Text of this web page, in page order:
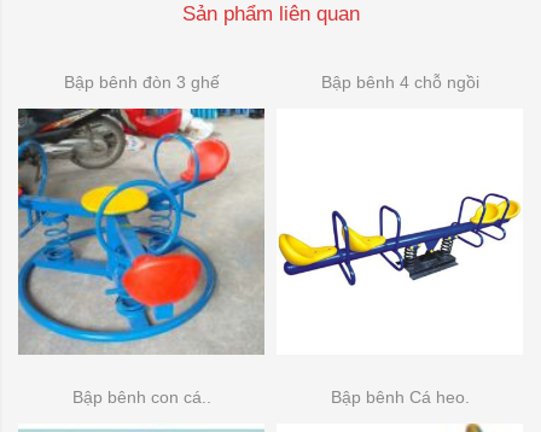
Sản phẩm liên quan
Bập bênh đòn 3 ghế Bập bênh 4 chỗ ngồi
Bập bênh con cá.. Bập bênh Cá heo.